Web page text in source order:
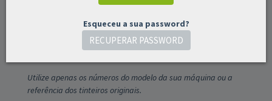
Pesquisar produtos:
Utilize apenas os números do modelo da sua máquina ou a
referência dos tinteiros originais.
Esqueceu a sua password?
RECUPERAR PASSWORD